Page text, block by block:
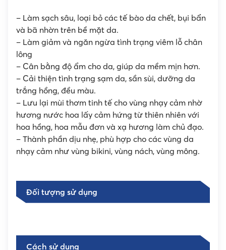
– Làm sạch sâu, loại bỏ các tế bào da chết, bụi bẩn
và bã nhờn trên bề mặt da.
– Làm giảm và ngăn ngừa tình trạng viêm lỗ chân
lông
– Cân bằng độ ẩm cho da, giúp da mềm mịn hơn.
– Cải thiện tình trạng sạm da, sần sùi, dưỡng da
trắng hồng, đều màu.
– Lưu lại mùi thơm tinh tế cho vùng nhạy cảm nhờ
hương nước hoa lấy cảm hứng từ thiên nhiên với
hoa hồng, hoa mẫu đơn và xạ hương làm chủ đạo.
– Thành phần dịu nhẹ, phù hợp cho các vùng da
nhạy cảm như vùng bikini, vùng nách, vùng mông.
Đối tượng sử dụng
Cách sử dụng